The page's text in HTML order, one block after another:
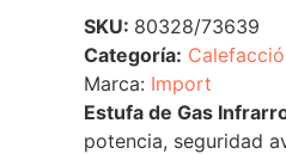
SKU: 80328/73639
Categoría:
Marca: Import
Estufa de Gas
potencia, seguridad